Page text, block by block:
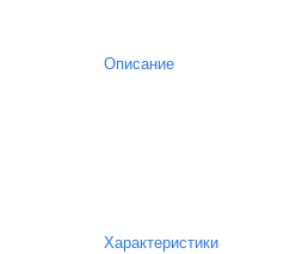
Описание
Характеристики